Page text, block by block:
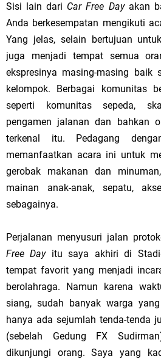
Sisi lain dari Car Free Dayakan
Anda berkesempatan mengikuti
Yang jelas, selain bertujuan
juga menjadi tempat semua
ekspresinya masing-masing baik
kelompok. Berbagai komunitas
seperti komunitas sepeda,
pengamen jalanan dan bahkan
terkenal itu. Pedagang
memanfaatkan acara ini untuk
gerobak makanan dan
mainan anak-anak, sepatu,
sebagainya.
Perjalanan menyusuri jalan
Free Dayitu saya akhiri di
tempat favorit yang menjadi
berolahraga. Namun karena
siang, sudah banyak warga
hanya ada sejumlah tenda-tenda
(sebelah Gedung FX
dikunjungi orang. Saya yang